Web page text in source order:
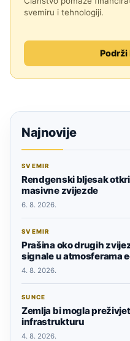
svemiru i tehnologiji.
Podrži
Najnovije
SVEMIR
Rendgenski bljesak
masivne zvijezde
6. 8. 2026.
SVEMIR
Prašina oko drugih
signale u atmosferama
4. 8. 2026.
SUNCE
Zemlja bi mogla
infrastrukturu
4. 8. 2026.